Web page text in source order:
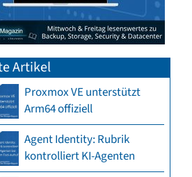
Artikel
Proxmox VE unterstützt
Arm64 offiziell
Agent Identity: Rubrik
kontrolliert KI-Agenten